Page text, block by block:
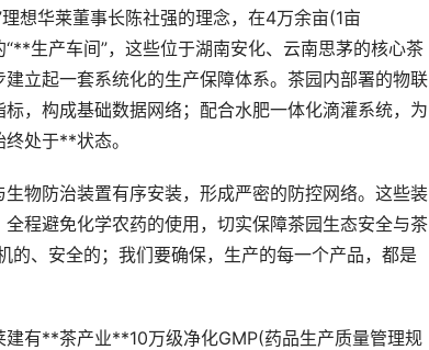
华莱董事长陈社强的理念，在4万余亩(1亩
生产车间”，这些位于湖南安化、云南思茅的核心茶
立起一套系统化的生产保障体系。茶园内部署的物联
，构成基础数据网络；配合水肥一体化滴灌系统，为
处于**状态。
防治装置有序安装，形成严密的防控网络。这些装
程避免化学农药的使用，切实保障茶园生态安全与茶
的、安全的；我们要确保，生产的每一个产品，都是
有**茶产业**10万级净化GMP(药品生产质量管理规